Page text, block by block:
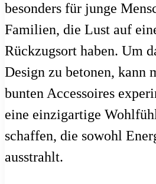
besonders für junge
Familien, die Lust auf
Rückzugsort haben. Um
Design zu betonen, kann
bunten Accessoires
eine einzigartige
schaffen, die sowohl
ausstrahlt.